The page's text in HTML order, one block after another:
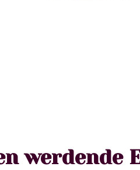
werdende